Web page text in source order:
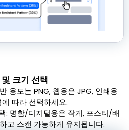
크기 선택
용도는 PNG, 웹용은 JPG, 인쇄용
따라 선택하세요.
: 명함/디지털용은 작게, 포스터/배
고 스캔 가능하게 유지됩니다.